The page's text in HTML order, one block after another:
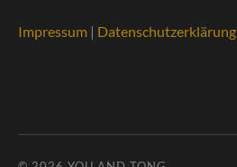
Impressum | Datenschutzerklärung